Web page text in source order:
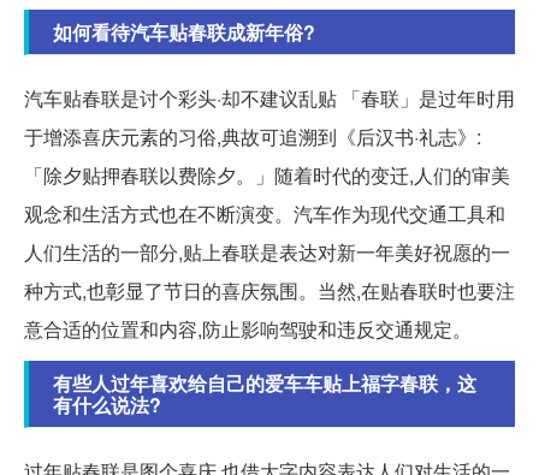
如何看待汽车贴春联成新年俗?
汽车贴春联是讨个彩头·却不建议乱贴 「春联」是过年时用
于增添喜庆元素的习俗,典故可追溯到《后汉书·礼志》:
「除夕贴押春联以费除夕。」随着时代的变迁,人们的审美
观念和生活方式也在不断演变。汽车作为现代交通工具和
人们生活的一部分,贴上春联是表达对新一年美好祝愿的一
种方式,也彰显了节日的喜庆氛围。当然,在贴春联时也要注
意合适的位置和内容,防止影响驾驶和违反交通规定。
有些人过年喜欢给自己的爱车车贴上福字春联，这
有什么说法?